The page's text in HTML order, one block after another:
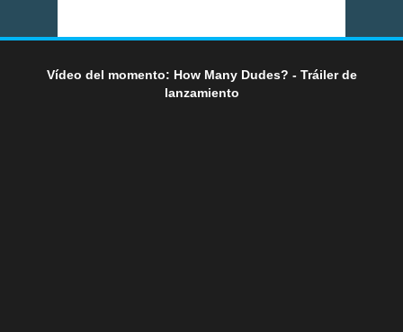
Vídeo del momento: How Many Dudes? - Tráiler de
lanzamiento